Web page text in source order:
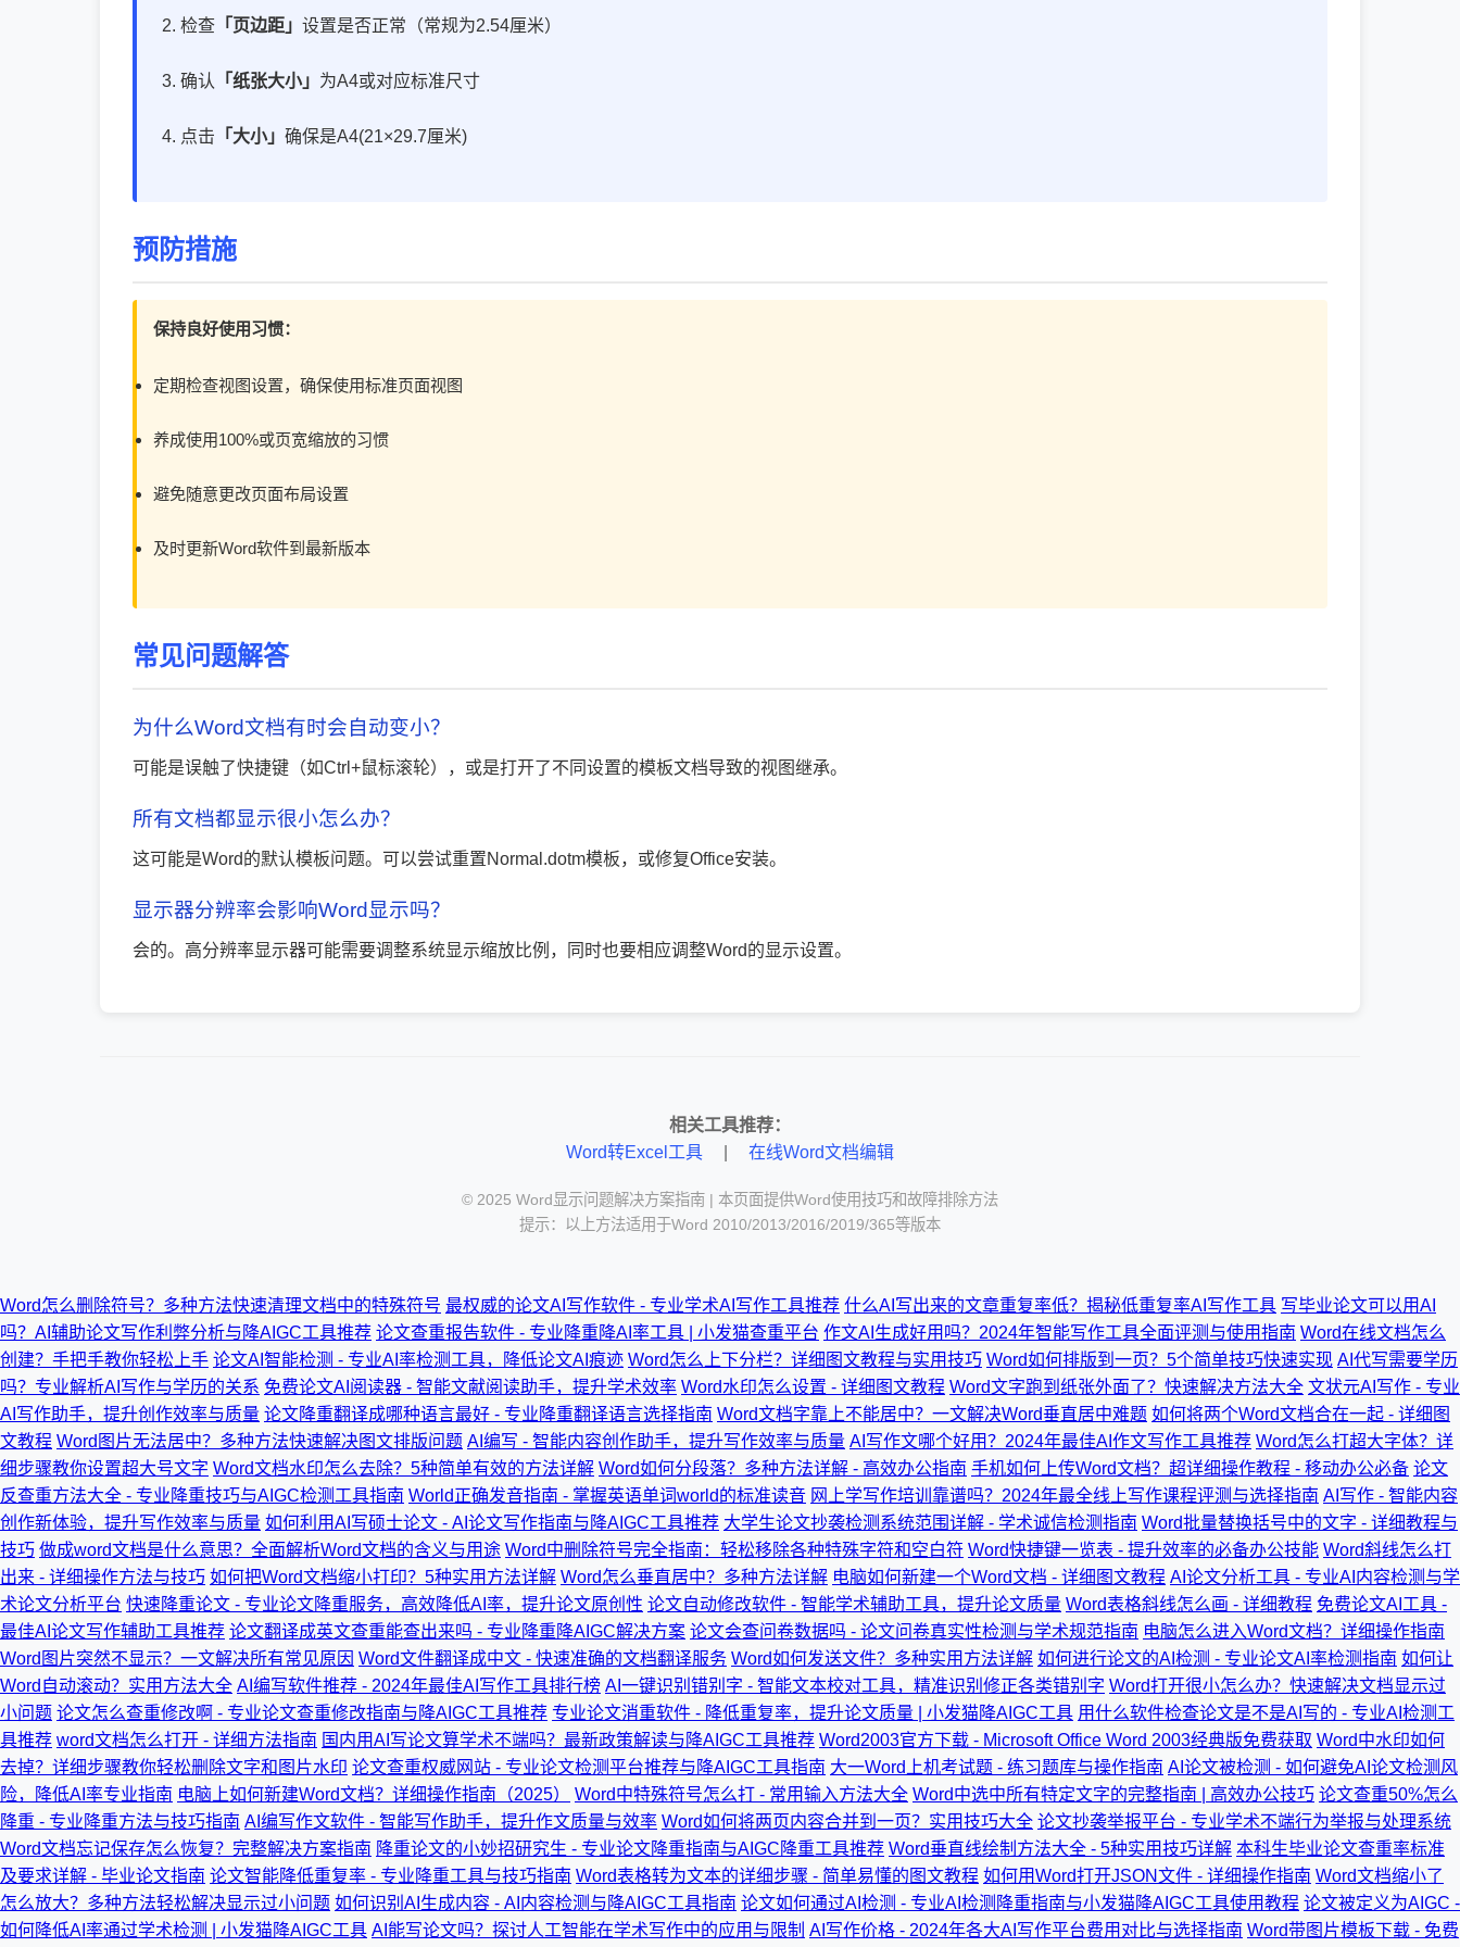
检查 「页边距」 设置是否正常（常规为2.54厘米）
确认 「纸张大小」 为A4或对应标准尺寸
点击 「大小」 确保是A4(21×29.7厘米)
预防措施
保持良好使用习惯：
定期检查视图设置，确保使用标准页面视图
养成使用100%或页宽缩放的习惯
避免随意更改页面布局设置
及时更新Word软件到最新版本
常见问题解答
为什么Word文档有时会自动变小？
可能是误触了快捷键（如Ctrl+鼠标滚轮），或是打开了不同设置的模板文档导致的视图继承。
所有文档都显示很小怎么办？
这可能是Word的默认模板问题。可以尝试重置Normal.dotm模板，或修复Office安装。
显示器分辨率会影响Word显示吗？
会的。高分辨率显示器可能需要调整系统显示缩放比例，同时也要相应调整Word的显示设置。
相关工具推荐：
Word转Excel工具
在线Word文档编辑
© 2025 Word显示问题解决方案指南 | 本页面提供Word使用技巧和故障排除方法
提示：以上方法适用于Word 2010/2013/2016/2019/365等版本
Word怎么删除符号？多种方法快速清理文档中的特殊符号 最权威的论文AI写作软件 - 专业学术AI写作工具推荐 什么AI写出来的文章重复率低？揭秘低重复率AI写作工具 写毕业论文可以用AI
吗？AI辅助论文写作利弊分析与降AIGC工具推荐 论文查重报告软件 - 专业降重降AI率工具 | 小发猫查重平台 作文AI生成好用吗？2024年智能写作工具全面评测与使用指南 Word在线文档怎么
创建？手把手教你轻松上手 论文AI智能检测 - 专业AI率检测工具，降低论文AI痕迹 Word怎么上下分栏？详细图文教程与实用技巧 Word如何排版到一页？5个简单技巧快速实现 AI代写需要学历
吗？专业解析AI写作与学历的关系 免费论文AI阅读器 - 智能文献阅读助手，提升学术效率 Word水印怎么设置 - 详细图文教程 Word文字跑到纸张外面了？快速解决方法大全 文状元AI写作 - 专业
AI写作助手，提升创作效率与质量 论文降重翻译成哪种语言最好 - 专业降重翻译语言选择指南 Word文档字靠上不能居中？一文解决Word垂直居中难题 如何将两个Word文档合在一起 - 详细图
文教程 Word图片无法居中？多种方法快速解决图文排版问题 AI编写 - 智能内容创作助手，提升写作效率与质量 AI写作文哪个好用？2024年最佳AI作文写作工具推荐 Word怎么打超大字体？详
细步骤教你设置超大号文字 Word文档水印怎么去除？5种简单有效的方法详解 Word如何分段落？多种方法详解 - 高效办公指南 手机如何上传Word文档？超详细操作教程 - 移动办公必备 论文
反查重方法大全 - 专业降重技巧与AIGC检测工具指南 World正确发音指南 - 掌握英语单词world的标准读音 网上学写作培训靠谱吗？2024年最全线上写作课程评测与选择指南 AI写作 - 智能内容
创作新体验，提升写作效率与质量 如何利用AI写硕士论文 - AI论文写作指南与降AIGC工具推荐 大学生论文抄袭检测系统范围详解 - 学术诚信检测指南 Word批量替换括号中的文字 - 详细教程与
技巧 做成word文档是什么意思？全面解析Word文档的含义与用途 Word中删除符号完全指南：轻松移除各种特殊字符和空白符 Word快捷键一览表 - 提升效率的必备办公技能 Word斜线怎么打
出来 - 详细操作方法与技巧 如何把Word文档缩小打印？5种实用方法详解 Word怎么垂直居中？多种方法详解 电脑如何新建一个Word文档 - 详细图文教程 AI论文分析工具 - 专业AI内容检测与学
术论文分析平台 快速降重论文 - 专业论文降重服务，高效降低AI率，提升论文原创性 论文自动修改软件 - 智能学术辅助工具，提升论文质量 Word表格斜线怎么画 - 详细教程 免费论文AI工具 -
最佳AI论文写作辅助工具推荐 论文翻译成英文查重能查出来吗 - 专业降重降AIGC解决方案 论文会查问卷数据吗 - 论文问卷真实性检测与学术规范指南 电脑怎么进入Word文档？详细操作指南
Word图片突然不显示？一文解决所有常见原因 Word文件翻译成中文 - 快速准确的文档翻译服务 Word如何发送文件？多种实用方法详解 如何进行论文的AI检测 - 专业论文AI率检测指南 如何让
Word自动滚动？实用方法大全 AI编写软件推荐 - 2024年最佳AI写作工具排行榜 AI一键识别错别字 - 智能文本校对工具，精准识别修正各类错别字 Word打开很小怎么办？快速解决文档显示过
小问题 论文怎么查重修改啊 - 专业论文查重修改指南与降AIGC工具推荐 专业论文消重软件 - 降低重复率，提升论文质量 | 小发猫降AIGC工具 用什么软件检查论文是不是AI写的 - 专业AI检测工
具推荐 word文档怎么打开 - 详细方法指南 国内用AI写论文算学术不端吗？最新政策解读与降AIGC工具推荐 Word2003官方下载 - Microsoft Office Word 2003经典版免费获取 Word中水印如何
去掉？详细步骤教你轻松删除文字和图片水印 论文查重权威网站 - 专业论文检测平台推荐与降AIGC工具指南 大一Word上机考试题 - 练习题库与操作指南 AI论文被检测 - 如何避免AI论文检测风
险，降低AI率专业指南 电脑上如何新建Word文档？详细操作指南（2025） Word中特殊符号怎么打 - 常用输入方法大全 Word中选中所有特定文字的完整指南 | 高效办公技巧 论文查重50%怎么
降重 - 专业降重方法与技巧指南 AI编写作文软件 - 智能写作助手，提升作文质量与效率 Word如何将两页内容合并到一页？实用技巧大全 论文抄袭举报平台 - 专业学术不端行为举报与处理系统
Word文档忘记保存怎么恢复？完整解决方案指南 降重论文的小妙招研究生 - 专业论文降重指南与AIGC降重工具推荐 Word垂直线绘制方法大全 - 5种实用技巧详解 本科生毕业论文查重率标准
及要求详解 - 毕业论文指南 论文智能降低重复率 - 专业降重工具与技巧指南 Word表格转为文本的详细步骤 - 简单易懂的图文教程 如何用Word打开JSON文件 - 详细操作指南 Word文档缩小了
怎么放大？多种方法轻松解决显示过小问题 如何识别AI生成内容 - AI内容检测与降AIGC工具指南 论文如何通过AI检测 - 专业AI检测降重指南与小发猫降AIGC工具使用教程 论文被定义为AIGC -
如何降低AI率通过学术检测 | 小发猫降AIGC工具 AI能写论文吗？探讨人工智能在学术写作中的应用与限制 AI写作价格 - 2024年各大AI写作平台费用对比与选择指南 Word带图片模板下载 - 免费